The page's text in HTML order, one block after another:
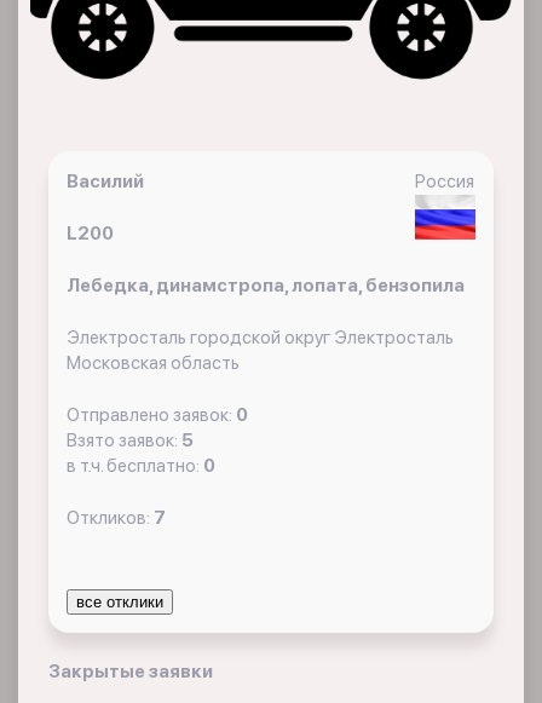
Россия
Василий
L200
Лебедка, динамстропа, лопата, бензопила
Электросталь городской округ Электросталь
Московская область
Отправлено заявок: 0
Взято заявок: 5
в т.ч. бесплатно: 0
Откликов: 7
все отклики
Закрытые заявки